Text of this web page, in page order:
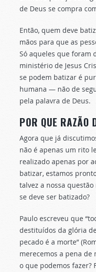
de Deus se compra
Então, quem deve
mãos para que as
Só aqueles que foram
ministério de Jesus
se podem batizar é
humana — não de
pela palavra de Deus.
POR QUE RAZÃO
Agora que já
não é apenas um rito
realizado apenas por
batizar, estamos
talvez a nossa
se deve ser batizado?
Paulo escreveu que
destituídos da glória
pecado é a morte”
merecemos a pena de
o que podemos fazer?